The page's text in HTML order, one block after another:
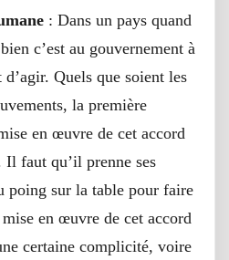
: Dans un pays quand
c’est au gouvernement à
Quels que soient les
la première
en œuvre de cet accord
faut qu’il prenne ses
poing sur la table pour faire
en œuvre de cet accord
certaine complicité, voire